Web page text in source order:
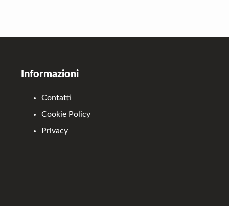
Informazioni
Contatti
Cookie Policy
Privacy